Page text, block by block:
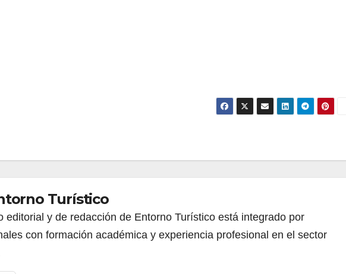
Turístico
editorial y de redacción de Entorno Turístico está integrado por
con formación académica y experiencia profesional en el sector